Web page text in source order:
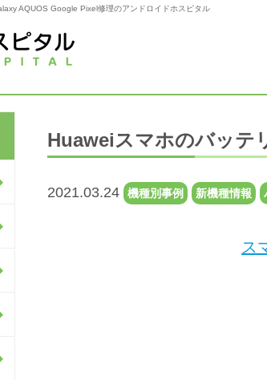
AQUOS Google Pixel修理のアンドロイドホスピタル
Huaweiスマホのバッテ
2021.03.24 機種別事例 新機種情報
ス